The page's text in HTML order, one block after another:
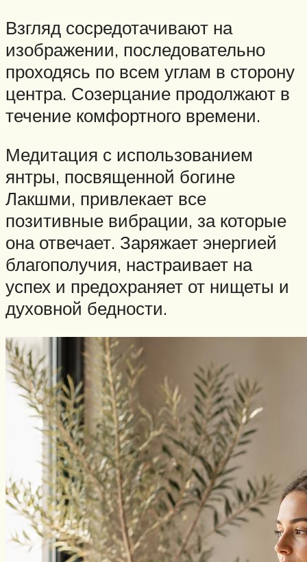
Взгляд сосредотачивают на
изображении, последовательно
проходясь по всем углам в сторону
центра. Созерцание продолжают в
течение комфортного времени.
Медитация с использованием
янтры, посвященной богине
Лакшми, привлекает все
позитивные вибрации, за которые
она отвечает. Заряжает энергией
благополучия, настраивает на
успех и предохраняет от нищеты и
духовной бедности.